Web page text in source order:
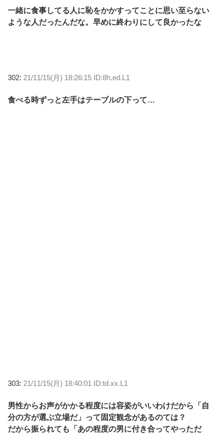
一緒に食事してる人に恥をかかすってことに思い至らない
ような人だったんだな。早めに終わりにして良かったな
302: 21/11/15(月) 18:26:15 ID:8h.ed.L1
食べる時ずっと左手はテーブルの下って…
303: 21/11/15(月) 18:40:01 ID:td.xx.L1
男性からお声がかかる程度には容姿がいいわけだから「自
分の方が選ぶ立場だ」って固定観念があるのては？
だから振られても「あの程度の男に付き合ってやっただ